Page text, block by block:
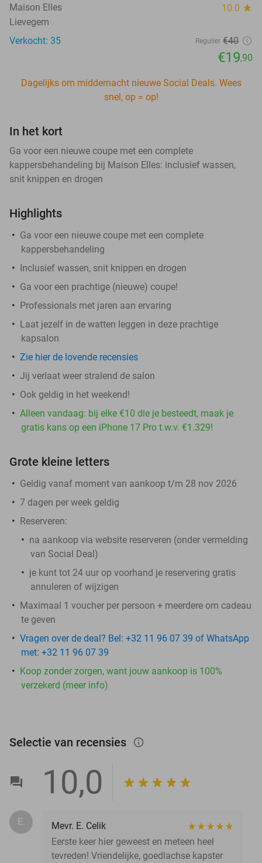
Maison Elles 10.0 star
Lievegem
Verkocht: 35
Regulier €40
€19,90
Dagelijks om middernacht nieuwe Social Deals. Wees
snel, op = op!
In het kort
Ga voor een nieuwe coupe met een complete
kappersbehandeling bij Maison Elles: inclusief wassen,
snit knippen en drogen
Highlights
Ga voor een nieuwe coupe met een complete
kappersbehandeling
Inclusief wassen, snit knippen en drogen
Ga voor een prachtige (nieuwe) coupe!
Professionals met jaren aan ervaring
Laat jezelf in de watten leggen in deze prachtige
kapsalon
Zie hier de lovende recensies
Jij verlaat weer stralend de salon
Ook geldig in het weekend!
Alleen vandaag: bij elke €10 die je besteedt, maak je
gratis kans op een iPhone 17 Pro t.w.v. €1.329!
Grote kleine letters
Geldig vanaf moment van aankoop t/m 28 nov 2026
7 dagen per week geldig
Reserveren:
na aankoop via website reserveren (onder vermelding
van Social Deal)
je kunt tot 24 uur op voorhand je reservering gratis
annuleren of wijzigen
Maximaal 1 voucher per persoon + meerdere om cadeau
te geven
Vragen over de deal? Bel: +32 11 96 07 39 of WhatsApp
met: +32 11 96 07 39
Koop zonder zorgen, want jouw aankoop is 100%
verzekerd (meer info)
Selectie van recensies info_outlined
10,0
E.
Mevr. E. Celik
Eerste keer hier geweest en meteen heel
tevreden! Vriendelijke, goedlachse kapster